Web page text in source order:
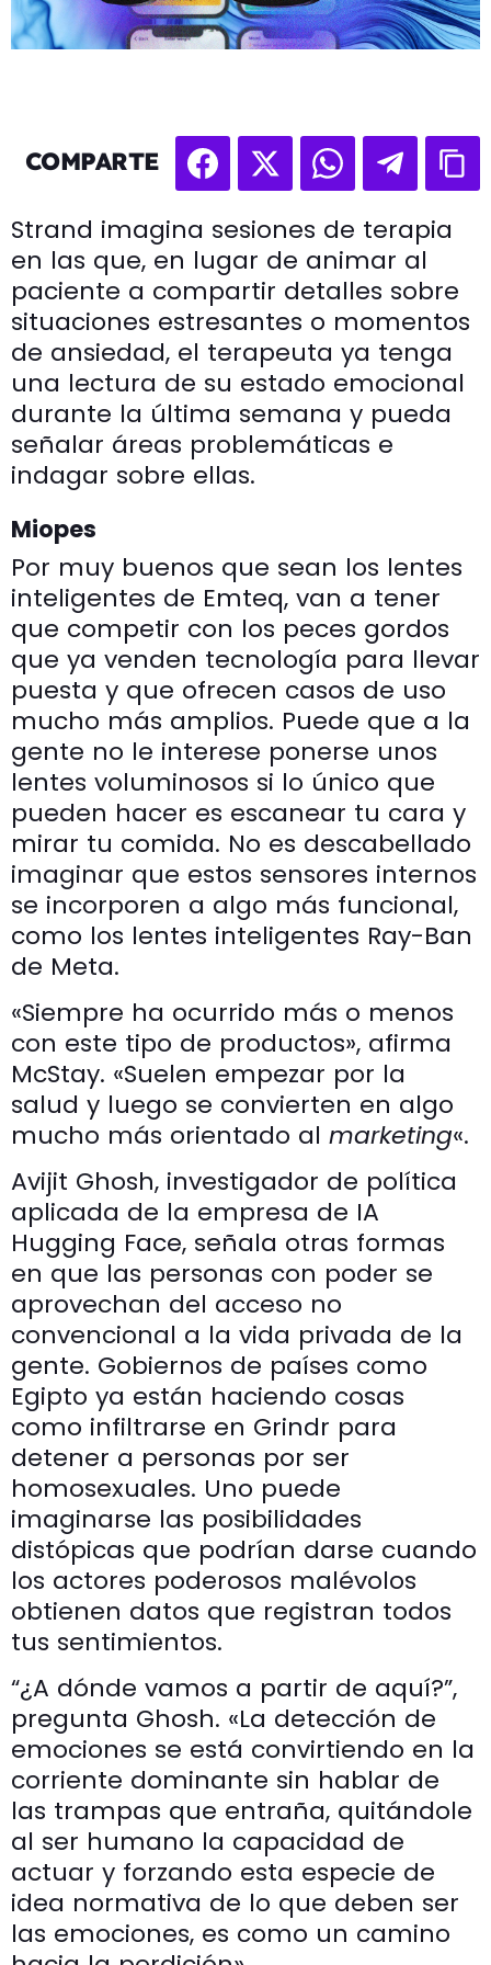
COMPARTE
Strand imagina sesiones de terapia
en las que, en lugar de animar al
paciente a compartir detalles sobre
situaciones estresantes o momentos
de ansiedad, el terapeuta ya tenga
una lectura de su estado emocional
durante la última semana y pueda
señalar áreas problemáticas e
indagar sobre ellas.
Miopes
Por muy buenos que sean los lentes
inteligentes de Emteq, van a tener
que competir con los peces gordos
que ya venden tecnología para llevar
puesta y que ofrecen casos de uso
mucho más amplios. Puede que a la
gente no le interese ponerse unos
lentes voluminosos si lo único que
pueden hacer es escanear tu cara y
mirar tu comida. No es descabellado
imaginar que estos sensores internos
se incorporen a algo más funcional,
como los lentes inteligentes Ray-Ban
de Meta.
«Siempre ha ocurrido más o menos
con este tipo de productos», afirma
McStay. «Suelen empezar por la
salud y luego se convierten en algo
mucho más orientado al marketing«.
Avijit Ghosh, investigador de política
aplicada de la empresa de IA
Hugging Face, señala otras formas
en que las personas con poder se
aprovechan del acceso no
convencional a la vida privada de la
gente. Gobiernos de países como
Egipto ya están haciendo cosas
como infiltrarse en Grindr para
detener a personas por ser
homosexuales. Uno puede
imaginarse las posibilidades
distópicas que podrían darse cuando
los actores poderosos malévolos
obtienen datos que registran todos
tus sentimientos.
“¿A dónde vamos a partir de aquí?”,
pregunta Ghosh. «La detección de
emociones se está convirtiendo en la
corriente dominante sin hablar de
las trampas que entraña, quitándole
al ser humano la capacidad de
actuar y forzando esta especie de
idea normativa de lo que deben ser
las emociones, es como un camino